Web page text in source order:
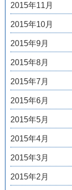
2015年11月
2015年10月
2015年9月
2015年8月
2015年7月
2015年6月
2015年5月
2015年4月
2015年3月
2015年2月